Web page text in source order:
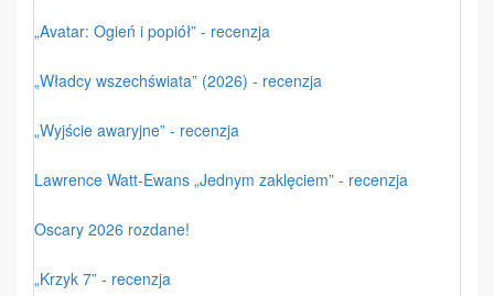
„Avatar: Ogień i popiół” - recenzja
„Władcy wszechświata” (2026) - recenzja
„Wyjście awaryjne” - recenzja
Lawrence Watt-Ewans „Jednym zaklęciem” - recenzja
Oscary 2026 rozdane!
„Krzyk 7” - recenzja